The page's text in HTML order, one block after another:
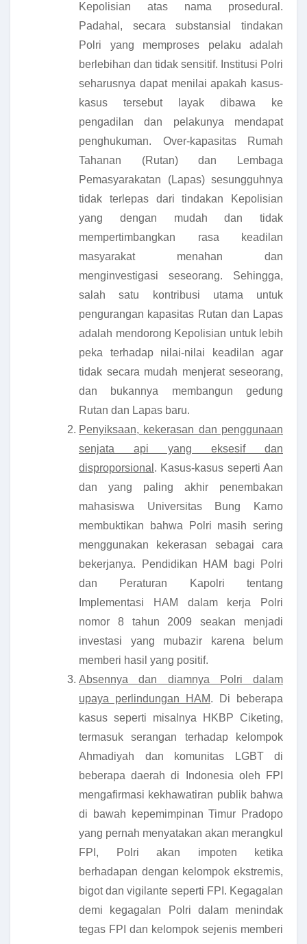
Kepolisian atas nama prosedural.
Padahal, secara substansial tindakan
Polri yang memproses pelaku adalah
berlebihan dan tidak sensitif. Institusi Polri
seharusnya dapat menilai apakah kasus-
kasus tersebut layak dibawa ke
pengadilan dan pelakunya mendapat
penghukuman. Over-kapasitas Rumah
Tahanan (Rutan) dan Lembaga
Pemasyarakatan (Lapas) sesungguhnya
tidak terlepas dari tindakan Kepolisian
yang dengan mudah dan tidak
mempertimbangkan rasa keadilan
masyarakat menahan dan
menginvestigasi seseorang. Sehingga,
salah satu kontribusi utama untuk
pengurangan kapasitas Rutan dan Lapas
adalah mendorong Kepolisian untuk lebih
peka terhadap nilai-nilai keadilan agar
tidak secara mudah menjerat seseorang,
dan bukannya membangun gedung
Rutan dan Lapas baru.
Penyiksaan, kekerasan dan penggunaan
senjata api yang eksesif dan
disproporsional . Kasus-kasus seperti Aan
dan yang paling akhir penembakan
mahasiswa Universitas Bung Karno
membuktikan bahwa Polri masih sering
menggunakan kekerasan sebagai cara
bekerjanya. Pendidikan HAM bagi Polri
dan Peraturan Kapolri tentang
Implementasi HAM dalam kerja Polri
nomor 8 tahun 2009 seakan menjadi
investasi yang mubazir karena belum
memberi hasil yang positif.
Absennya dan diamnya Polri dalam
upaya perlindungan HAM. Di beberapa
kasus seperti misalnya HKBP Ciketing,
termasuk serangan terhadap kelompok
Ahmadiyah dan komunitas LGBT di
beberapa daerah di Indonesia oleh FPI
mengafirmasi kekhawatiran publik bahwa
di bawah kepemimpinan Timur Pradopo
yang pernah menyatakan akan merangkul
FPI, Polri akan impoten ketika
berhadapan dengan kelompok ekstremis,
bigot dan vigilante seperti FPI. Kegagalan
demi kegagalan Polri dalam menindak
tegas FPI dan kelompok sejenis memberi